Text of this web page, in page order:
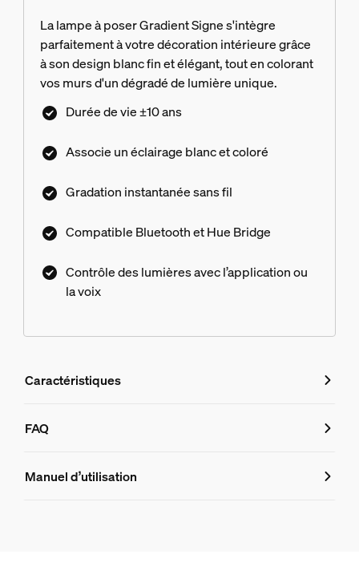
La lampe à poser Gradient Signe s'intègre
parfaitement à votre décoration intérieure grâce
à son design blanc fin et élégant, tout en colorant
vos murs d'un dégradé de lumière unique.
Durée de vie ±10 ans
Associe un éclairage blanc et coloré
Gradation instantanée sans fil
Compatible Bluetooth et Hue Bridge
Contrôle des lumières avec l’application ou
la voix
Caractéristiques
Caractéristiques
8718696176238
FAQ
FAQ
Manuel d’utilisation